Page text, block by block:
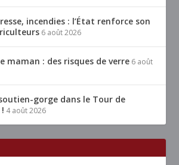
incendies : l’État renforce son
6 août 2026
maman : des risques de verre 6 août
gorge dans le Tour de
4 août 2026